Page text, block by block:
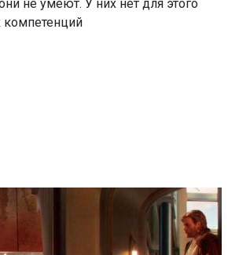
не умеют. У них нет для этого
компетенций